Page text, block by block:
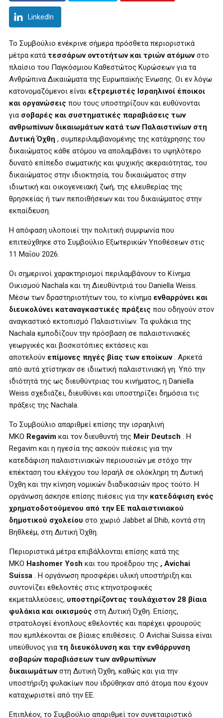
LinkedIn
Το Συμβούλιο ενέκρινε σήμερα πρόσθετα περιοριστικά
μέτρα κατά τεσσάρων οντοτήτων και τριών ατόμωνστο
πλαίσιο του Παγκόσμιου Καθεστώτος Κυρώσεων για τα
Ανθρώπινα Δικαιώματα της Ευρωπαϊκής Ένωσης. Οι εν λόγω
κατονομαζόμενοι είναι εξτρεμιστές Ισραηλινοί έποικοι
και οργανώσεις που τους υποστηρίζουν και ευθύνονται
για σοβαρές και συστηματικές παραβιάσεις των
ανθρωπίνων δικαιωμάτων κατά των Παλαιστινίων στη
Δυτική Όχθη , συμπεριλαμβανομένης της κατάχρησης του
δικαιώματος κάθε ατόμου να απολαμβάνει το υψηλότερο
δυνατό επίπεδο σωματικής και ψυχικής ακεραιότητας, του
δικαιώματος στην ιδιοκτησία, του δικαιώματος στην
ιδιωτική και οικογενειακή ζωή, της ελευθερίας της
θρησκείας ή των πεποιθήσεων και του δικαιώματος στην
εκπαίδευση.
Η απόφαση υλοποιεί την πολιτική συμφωνία που
επιτεύχθηκε στο Συμβούλιο Εξωτερικών Υποθέσεων στις
11 Μαΐου 2026.
Οι σημερινοί χαρακτηρισμοί περιλαμβάνουν το Κίνημα
Οικισμού Nachala και τη Διευθύντριά του Daniella Weiss.
Μέσω των δραστηριοτήτων του, το κίνημα ενθαρρύνει και
διευκολύνει καταναγκαστικές πράξεις που οδηγούν στον
αναγκαστικό εκτοπισμό Παλαιστινίων. Τα φυλάκια της
Nachala εμποδίζουν την πρόσβαση σε παλαιστινιακές
γεωργικές και βοσκοτόπιες εκτάσεις και
αποτελούν επίμονες πηγές βίας των εποίκων. Αρκετά
από αυτά χτίστηκαν σε ιδιωτική παλαιστινιακή γη. Υπό την
ιδιότητά της ως διευθύντριας του κινήματος, η Daniella
Weiss σχεδιάζει, διευθύνει και υποστηρίζει δημόσια τις
πράξεις της Nachala.
Το Συμβούλιο απαριθμεί επίσης την ισραηλινή
ΜΚΟ Regavim και τον διευθυντή της Meir Deutsch . Η
Regavim και η ηγεσία της ασκούν πιέσεις για την
κατεδάφιση παλαιστινιακών περιουσιών με στόχο την
επέκταση του ελέγχου του Ισραήλ σε ολόκληρη τη Δυτική
Όχθη και την κίνηση νομικών διαδικασιών προς τούτο. Η
οργάνωση άσκησε επίσης πιέσεις για την κατεδάφιση ενός
χρηματοδοτούμενου από την ΕΕ παλαιστινιακού
δημοτικού σχολείου στο χωριό Jabbet al Dhib, κοντά στη
Βηθλεέμ, στη Δυτική Όχθη.
Περιοριστικά μέτρα επιβάλλονται επίσης κατά της
ΜΚΟ Hashomer Yosh και του προέδρου της , Avichai
Suissa . Η οργάνωση προσφέρει υλική υποστήριξη και
συντονίζει εθελοντές στις κτηνοτροφικές
εκμεταλλεύσεις, υποστηρίζοντας τουλάχιστον 28 βίαια
φυλάκια και οικισμούς στη Δυτική Όχθη. Επίσης,
στρατολογεί ένοπλους εθελοντές και παρέχει φρουρούς
που εμπλέκονται σε βίαιες επιθέσεις. Ο Avichai Suissa είναι
υπεύθυνος για τη διευκόλυνση και την ενθάρρυνση
σοβαρών παραβιάσεων των ανθρωπίνων
δικαιωμάτωνστη Δυτική Όχθη, καθώς και για την
υποστήριξη φυλακίων που ιδρύθηκαν από άτομα που έχουν
καταχωριστεί από την ΕΕ.
Επιπλέον, το Συμβούλιο απαριθμεί τον συνεταιριστικό